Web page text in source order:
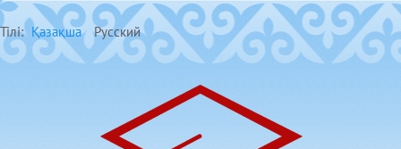
Тілі: Қазақша Русский